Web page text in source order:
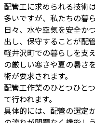
配管工に求められる技術
多いですが、私たちの暮
日々、水や空気を安全か
出し、保守することが配
軽井沢町での暮らしを支
の厳しい寒さや夏の暑さ
術が要求されます。
配管工作業のひとつひと
て行われます。
具体的には、配管の選定